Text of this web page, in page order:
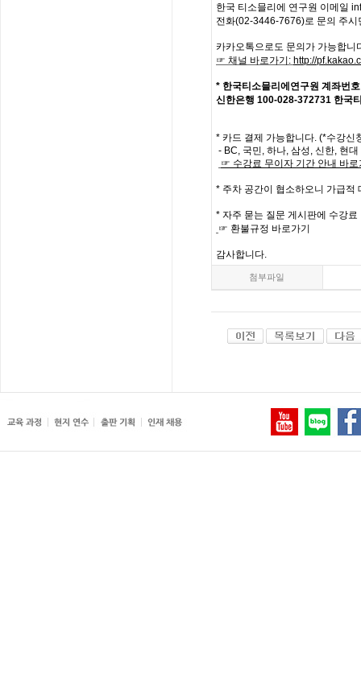
한국 티소믈리에 연구원 이메일
전화(02-3446-7676)로 문의 주시
카카오톡으로도 문의가 가능합니
☞ 채널 바로가기 : http://
* 한국티소믈리에연구원 계좌번호
신한은행 100-028-372731 한국
* 카드 결제 가능합니다. (*수강신
- BC, 국민, 하나, 삼성, 신한, 현
☞ 수강료 무이자 기간 안내 바로
* 주차 공간이 협소하오니 가급적
* 자주 묻는 질문 게시판에 수강료
☞ 환불규정 바로가기
감사합니다.
첨부파일